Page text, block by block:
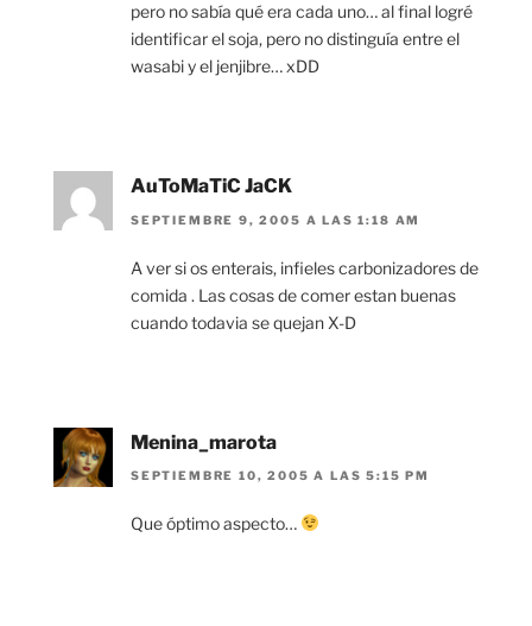
pero no sabía qué era cada uno… al final logré
identificar el soja, pero no distinguía entre el
wasabi y el jenjibre… xDD
AuToMaTiC JaCK
SEPTIEMBRE 9, 2005 A LAS 1:18 AM
A ver si os enterais, infieles carbonizadores de
comida . Las cosas de comer estan buenas
cuando todavia se quejan X-D
Menina_marota
SEPTIEMBRE 10, 2005 A LAS 5:15 PM
Que óptimo aspecto…